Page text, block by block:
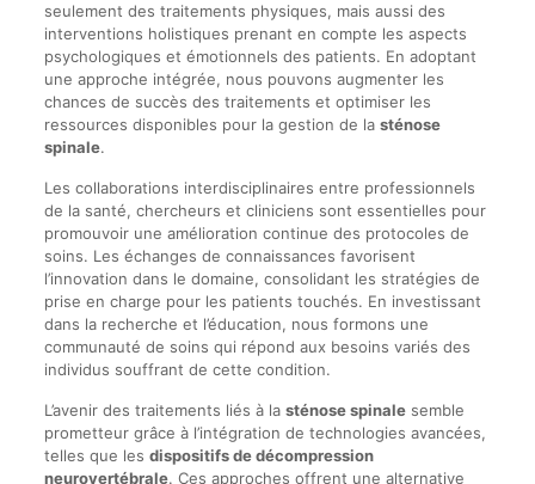
seulement des traitements physiques, mais aussi des
interventions holistiques prenant en compte les aspects
psychologiques et émotionnels des patients. En adoptant
une approche intégrée, nous pouvons augmenter les
chances de succès des traitements et optimiser les
ressources disponibles pour la gestion de la sténose
spinale.
Les collaborations interdisciplinaires entre professionnels
de la santé, chercheurs et cliniciens sont essentielles pour
promouvoir une amélioration continue des protocoles de
soins. Les échanges de connaissances favorisent
l’innovation dans le domaine, consolidant les stratégies de
prise en charge pour les patients touchés. En investissant
dans la recherche et l’éducation, nous formons une
communauté de soins qui répond aux besoins variés des
individus souffrant de cette condition.
L’avenir des traitements liés à la sténose spinalesemble
prometteur grâce à l’intégration de technologies avancées,
telles que les dispositifs de décompression
neurovertébrale. Ces approches offrent une alternative